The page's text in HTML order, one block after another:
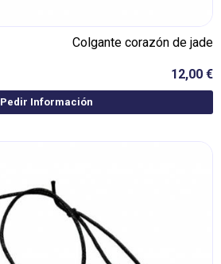
Colgante corazón de jade
12,00 €
Pedir Información